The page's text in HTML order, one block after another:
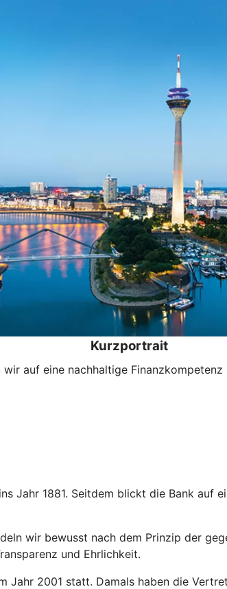
Kurzportrait
auf eine nachhaltige
Jahr 1881. Seitdem blickt die Bank auf
wir bewusst nach dem Prinzip der
und Ehrlichkeit.
Jahr 2001 statt. Damals haben die